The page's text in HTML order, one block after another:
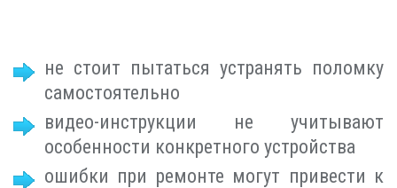
не стоит пытаться устранять поломку
самостоятельно
видео-инструкции не учитывают
особенности конкретного устройства
ошибки при ремонте могут привести к